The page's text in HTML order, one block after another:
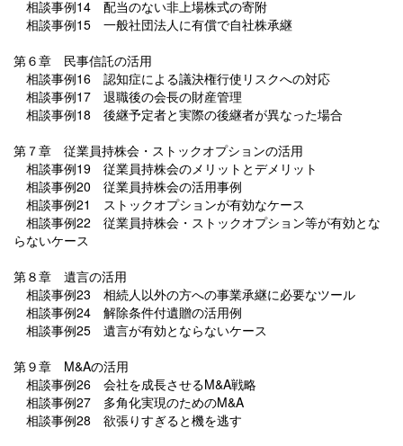
相談事例14 配当のない非上場株式の寄附
相談事例15 一般社団法人に有償で自社株承継
第６章 民事信託の活用
相談事例16 認知症による議決権行使リスクへの対応
相談事例17 退職後の会長の財産管理
相談事例18 後継予定者と実際の後継者が異なった場合
第７章 従業員持株会・ストックオプションの活用
相談事例19 従業員持株会のメリットとデメリット
相談事例20 従業員持株会の活用事例
相談事例21 ストックオプションが有効なケース
相談事例22 従業員持株会・ストックオプション等が有効とな
らないケース
第８章 遺言の活用
相談事例23 相続人以外の方への事業承継に必要なツール
相談事例24 解除条件付遺贈の活用例
相談事例25 遺言が有効とならないケース
第９章 M&Aの活用
相談事例26 会社を成長させるM&A戦略
相談事例27 多角化実現のためのM&A
相談事例28 欲張りすぎると機を逃す